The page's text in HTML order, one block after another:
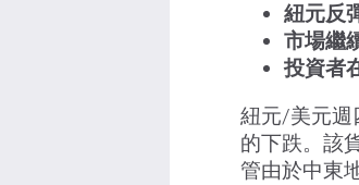
紐元反
市場繼
投資者
紐元/美元週
的下跌。該
管由於中東